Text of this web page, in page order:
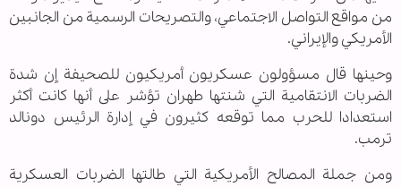
من مواقع التواصل الاجتماعي، والتصريحات الرسمية من الجانبين
الأمريكي والإيراني.
وحينها قال مسؤولون عسكريون أمريكيون للصحيفة إن شدة
الضربات الانتقامية التي شنتها طهران تؤشر على أنها كانت أكثر
استعدادا للحرب مما توقعه كثيرون في إدارة الرئيس دونالد
ترمب.
ومن جملة المصالح الأمريكية التي طالتها الضربات العسكرية